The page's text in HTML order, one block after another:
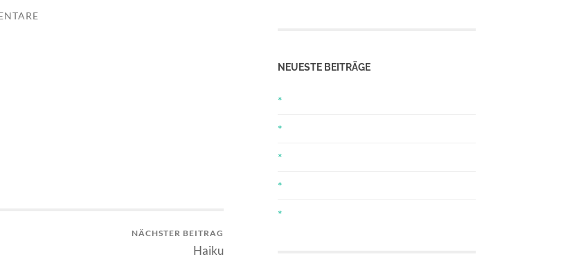
NÄCHSTER BEITRAG
Haiku
NEUESTE BEITRÄGE
*
*
*
*
*